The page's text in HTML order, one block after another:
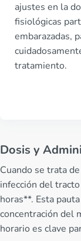
ajustes en la
fisiológicas
embarazadas,
tratamiento.
Dosis y
Cuando se trata
infección del
horas**. Esta
concentración del
horario es clave